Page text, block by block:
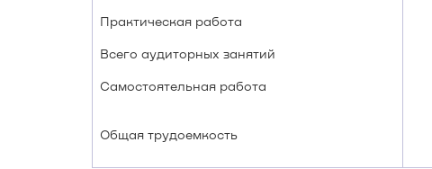
Практическая работа
Всего аудиторных занятий
Самостоятельная работа
Общая трудоемкость